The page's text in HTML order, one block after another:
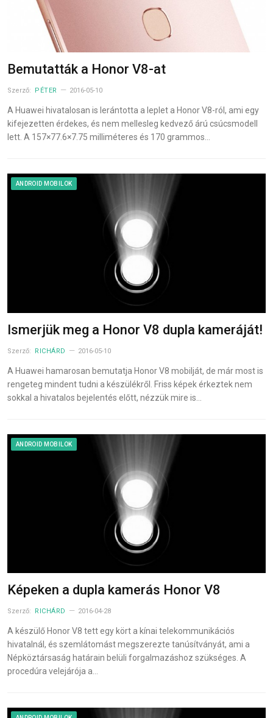
Bemutatták a Honor V8-at
Szerző: PÉTER 2016-05-10
A Huawei hivatalosan is lerántotta a leplet a Honor V8-ról, ami egy
kifejezetten érdekes, és nem mellesleg kedvező árú csúcsmodell
lett. A 157×77.6×7.75 milliméteres és 170 grammos…
ANDROID MOBILOK
Ismerjük meg a Honor V8 dupla kameráját!
Szerző: RICHÁRD 2016-05-10
A Huawei hamarosan bemutatja Honor V8 mobilját, de már most is
rengeteg mindent tudni a készülékről. Friss képek érkeztek nem
sokkal a hivatalos bejelentés előtt, nézzük mire is…
ANDROID MOBILOK
Képeken a dupla kamerás Honor V8
Szerző: RICHÁRD 2016-04-28
A készülő Honor V8 tett egy kört a kínai telekommunikációs
hivatalnál, és szemlátomást megszerezte tanúsítványát, ami a
Népköztársaság határain belüli forgalmazáshoz szükséges. A
procedúra velejárója a…